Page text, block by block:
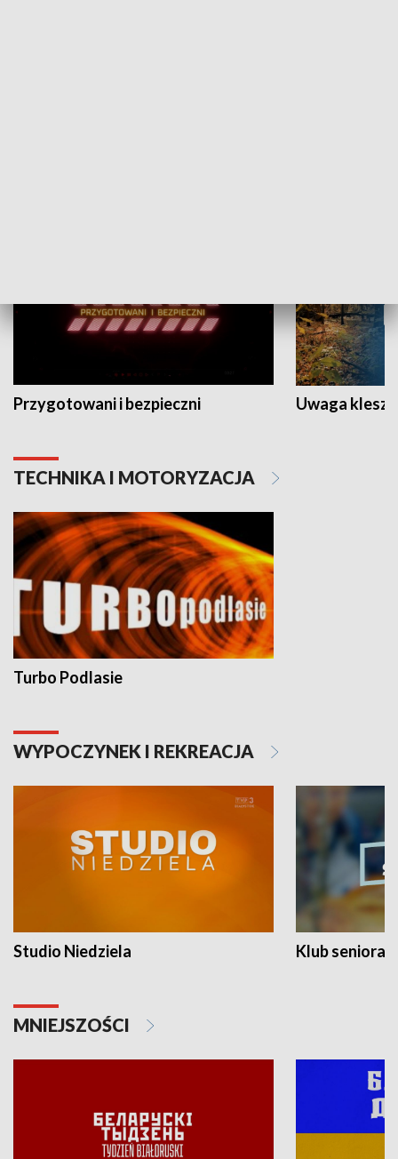
Przygotowani i bezpieczni Uwaga
TECHNIKA I MOTORYZACJA
Turbo Podlasie
WYPOCZYNEK I REKREACJA
Studio Niedziela Klub seniora
MNIEJSZOŚCI